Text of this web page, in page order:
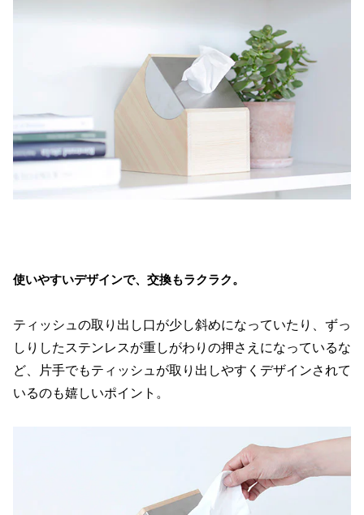
使いやすいデザインで、交換もラクラク。
ティッシュの取り出し口が少し斜めになっていたり、ずっ
しりしたステンレスが重しがわりの押さえになっているな
ど、片手でもティッシュが取り出しやすくデザインされて
いるのも嬉しいポイント。